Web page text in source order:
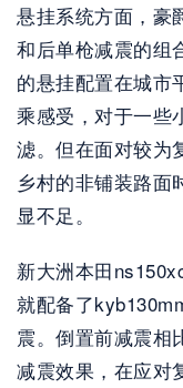
悬挂系统方面，豪
和后单枪减震的组
的悬挂配置在城市
乘感受，对于一些
滤。但在面对较为
乡村的非铺装路面
显不足。
新大洲本田
就配备了
震。倒置前减震相
减震效果，在应对